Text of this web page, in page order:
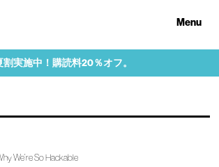
Menu
割実施中！購読料20％オフ。
We’re So Hackable